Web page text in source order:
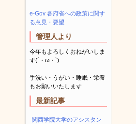
e-Gov 各府省への政策に関す
る意見・要望
管理人より
今年もよろしくおねがいしま
す(´・ω・`)
手洗い・うがい・睡眠・栄養
もお願いいたします
最新記事
関西学院大学のアシスタン